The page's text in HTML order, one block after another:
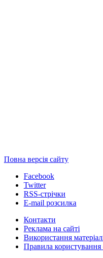
Повна версія сайту
Facebook
Twitter
RSS-стрічки
E-mail розсилка
Контакти
Реклама на сайті
Використання
Правила користування